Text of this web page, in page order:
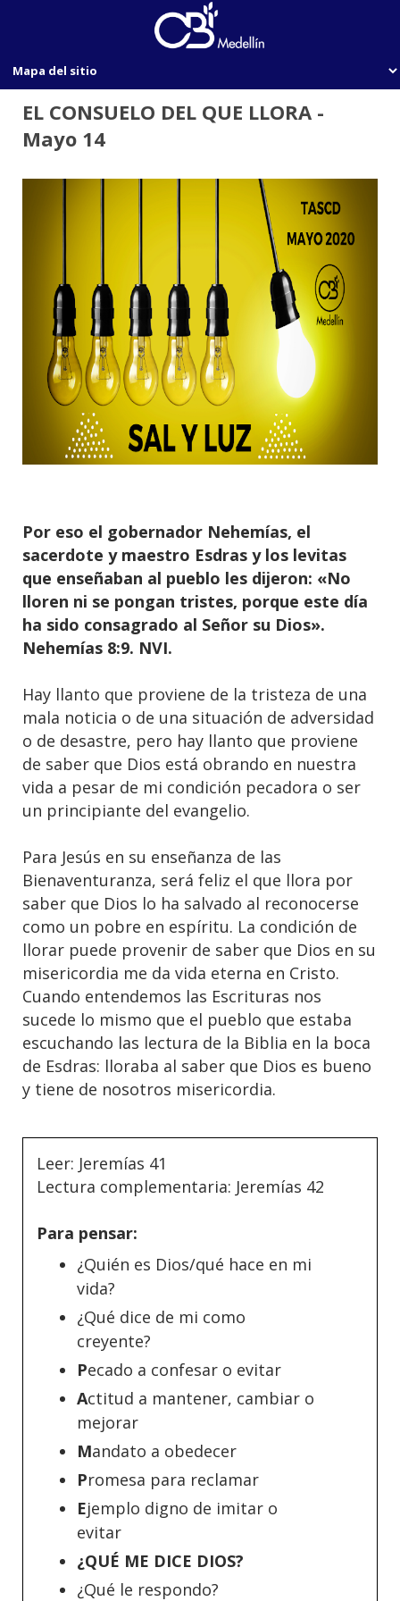
EL CONSUELO DEL QUE LLORA -
Mayo 14
Por eso el gobernador Nehemías, el
sacerdote y maestro Esdras y los levitas
que enseñaban al pueblo les dijeron: «No
lloren ni se pongan tristes, porque este día
ha sido consagrado al Señor su Dios».
Nehemías 8:9. NVI.
Hay llanto que proviene de la tristeza de una
mala noticia o de una situación de adversidad
o de desastre, pero hay llanto que proviene
de saber que Dios está obrando en nuestra
vida a pesar de mi condición pecadora o ser
un principiante del evangelio.
Para Jesús en su enseñanza de las
Bienaventuranza, será feliz el que llora por
saber que Dios lo ha salvado al reconocerse
como un pobre en espíritu. La condición de
llorar puede provenir de saber que Dios en su
misericordia me da vida eterna en Cristo.
Cuando entendemos las Escrituras nos
sucede lo mismo que el pueblo que estaba
escuchando las lectura de la Biblia en la boca
de Esdras: lloraba al saber que Dios es bueno
y tiene de nosotros misericordia.
Leer: Jeremías 41
Lectura complementaria: Jeremías 42
Para pensar:
¿Quién es Dios/qué hace en mi
vida?
¿Qué dice de mi como
creyente?
Pecado a confesar o evitar
Actitud a mantener, cambiar o
mejorar
Mandato a obedecer
Promesa para reclamar
Ejemplo digno de imitar o
evitar
¿QUÉ ME DICE DIOS?
¿Qué le respondo?